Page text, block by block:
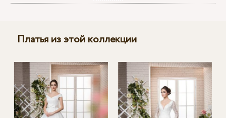
Платья из этой коллекции